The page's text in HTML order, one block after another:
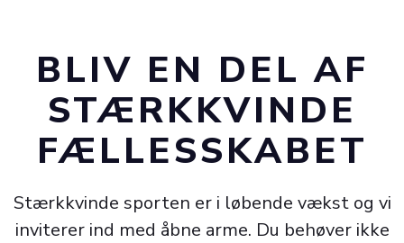
BLIV EN DEL AF
STÆRKKVINDE
FÆLLESSKABET
Stærkkvinde sporten er i løbende vækst og vi
inviterer ind med åbne arme. Du behøver ikke